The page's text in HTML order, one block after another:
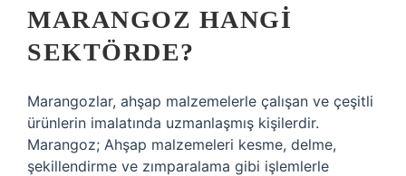
MARANGOZ HANGI
SEKTÖRDE?
Marangozlar, ahşap malzemelerle çalışan ve çeşitli
ürünlerin imalatında uzmanlaşmış kişilerdir.
Marangoz; Ahşap malzemeleri kesme, delme,
şekillendirme ve zımparalama gibi işlemlerle